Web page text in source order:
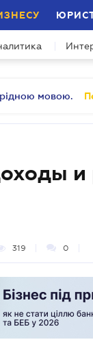
рідною мовою.
и
319 0